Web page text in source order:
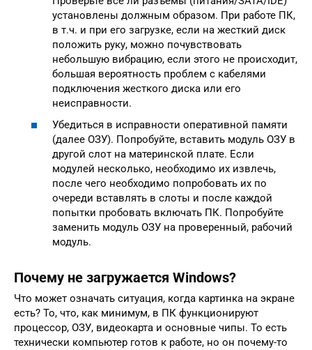
установлены должным образом. При работе ПК,
в т.ч. и при его загрузке, если на жесткий диск
положить руку, можно почувствовать
небольшую вибрацию, если этого не происходит,
большая вероятность проблем с кабелями
подключения жесткого диска или его
неисправности.
Убедиться в исправности оперативной памяти
(далее ОЗУ). Попробуйте, вставить модуль ОЗУ в
другой слот на материнской плате. Если
модулей несколько, необходимо их извлечь,
после чего необходимо попробовать их по
очереди вставлять в слоты и после каждой
попытки пробовать включать ПК. Попробуйте
заменить модуль ОЗУ на проверенный, рабочий
модуль.
Почему не загружается Windows?
Что может означать ситуация, когда картинка на экране
есть? То, что, как минимум, в ПК функционируют
процессор, ОЗУ, видеокарта и основные чипы. То есть
технически компьютер готов к работе, но он почему-то